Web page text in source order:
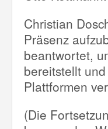
Christian
Präsenz
beantwortet,
bereitstellt
Plattformen
(Die